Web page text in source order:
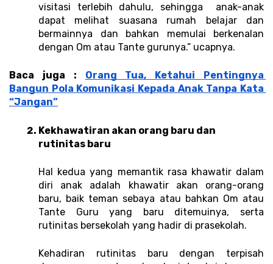
visitasi terlebih dahulu, sehingga  anak-anak
dapat melihat suasana rumah belajar dan
bermainnya dan bahkan memulai berkenalan
dengan Om atau Tante gurunya.” ucapnya.
Baca juga : Orang Tua, Ketahui Pentingnya
Bangun Pola Komunikasi Kepada Anak Tanpa Kata
“Jangan”
Kekhawatiran akan orang baru dan
rutinitas baru
Hal kedua yang memantik rasa khawatir dalam
diri anak adalah khawatir akan orang-orang
baru, baik teman sebaya atau bahkan Om atau
Tante Guru yang baru ditemuinya, serta
rutinitas bersekolah yang hadir di prasekolah.
Kehadiran rutinitas baru dengan terpisah